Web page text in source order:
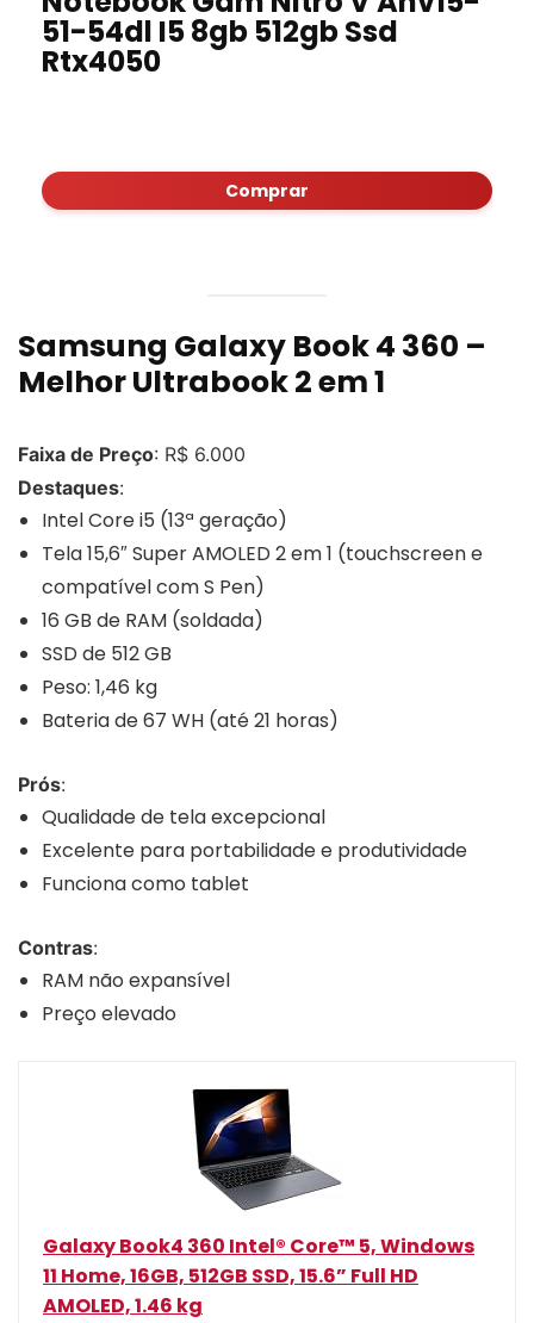
51-54dl I5 8gb 512gb Ssd
Rtx4050
Comprar
Samsung Galaxy Book 4 360 –
Melhor Ultrabook 2 em 1
Faixa de Preço: R$ 6.000
Destaques:
Intel Core i5 (13ª geração)
Tela 15,6″ Super AMOLED 2 em 1 (touchscreen e
compatível com S Pen)
16 GB de RAM (soldada)
SSD de 512 GB
Peso: 1,46 kg
Bateria de 67 WH (até 21 horas)
Prós:
Qualidade de tela excepcional
Excelente para portabilidade e produtividade
Funciona como tablet
Contras:
RAM não expansível
Preço elevado
Galaxy Book4 360 Intel® Core™ 5, Windows
11 Home, 16GB, 512GB SSD, 15.6” Full HD
AMOLED, 1.46 kg